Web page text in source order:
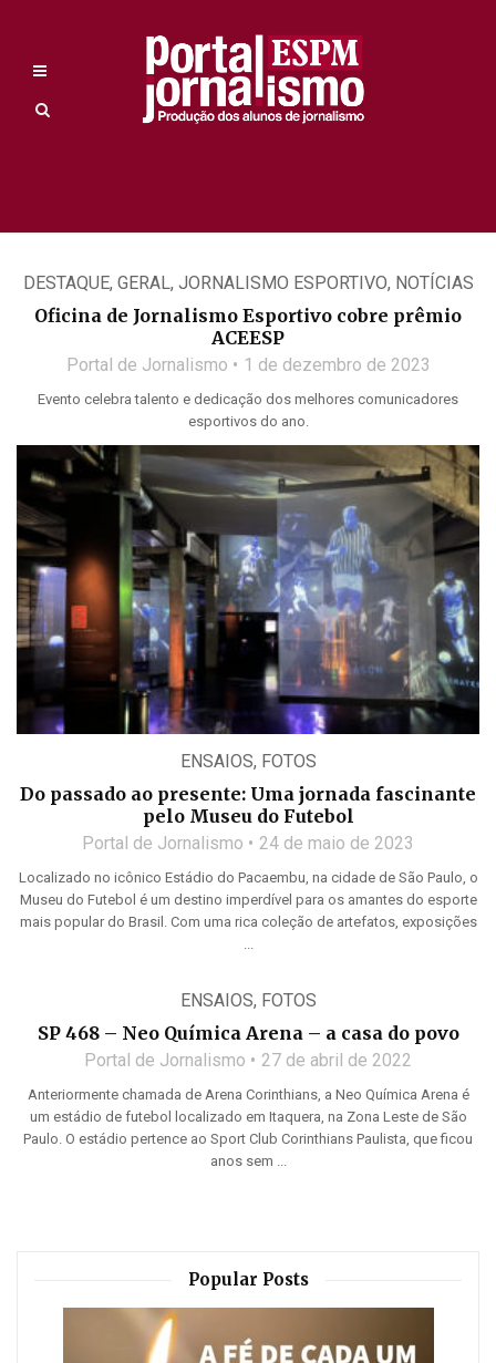
DESTAQUE, GERAL, JORNALISMO ESPORTIVO, NOTÍCIAS
Oficina de Jornalismo Esportivo cobre prêmio
ACEESP
Portal de Jornalismo 1 de dezembro de 2023
Evento celebra talento e dedicação dos melhores comunicadores
esportivos do ano.
ENSAIOS, FOTOS
Do passado ao presente: Uma jornada fascinante
pelo Museu do Futebol
Portal de Jornalismo 24 de maio de 2023
Localizado no icônico Estádio do Pacaembu, na cidade de São Paulo, o
Museu do Futebol é um destino imperdível para os amantes do esporte
mais popular do Brasil. Com uma rica coleção de artefatos, exposições
...
ENSAIOS, FOTOS
SP 468 – Neo Química Arena – a casa do povo
Portal de Jornalismo 27 de abril de 2022
Anteriormente chamada de Arena Corinthians, a Neo Química Arena é
um estádio de futebol localizado em Itaquera, na Zona Leste de São
Paulo. O estádio pertence ao Sport Club Corinthians Paulista, que ficou
anos sem ...
Popular Posts